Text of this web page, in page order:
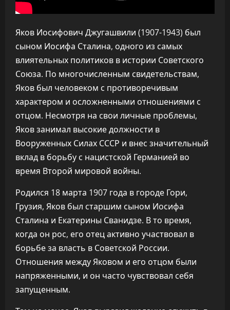
Яков Иосифович Джугашвили (1907-1943) был
сыном Иосифа Сталина, одного из самых
влиятельных политиков в истории Советского
Союза. По многочисленным свидетельствам,
Яков был человеком с противоречивым
характером и осложненными отношениями с
отцом. Несмотря на свои личные проблемы,
Яков занимал высокие должности в
Вооруженных Силах СССР и внес значительный
вклад в борьбу с нацистской Германией во
время Второй мировой войны.
Родился 18 марта 1907 года в городе Гори,
Грузия, Яков был старшим сыном Иосифа
Сталина и Екатерины Сванидзе. В то время,
когда он рос, его отец активно участвовал в
борьбе за власть в Советской России.
Отношения между Яковом и его отцом были
напряженными, и он часто чувствовал себя
запущенным.